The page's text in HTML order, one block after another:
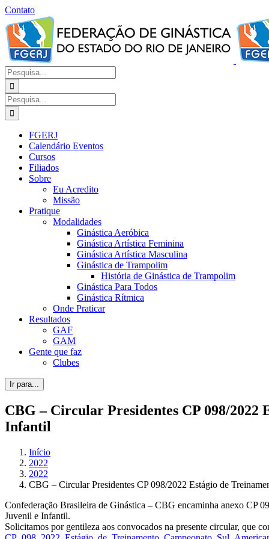
Ir
para
o
conteúdo
Contato
Facebook
Instagram
YouTube
Facebook
-
Grupo
Procurar
por:
Procurar
por:
FGERJ
Calendário Eventos
Cursos
Filiados
Sobre
Eu Acredito
Missão
Pratique
Modalidades
Ginástica Aeróbica
Ginástica Artística Feminina
Ginástica Artística Masculina
Ginástica de Trampolim
História de Ginástica de Trampolim
Ginástica Para Todos
Ginástica Rítmica
Onde Praticar
Resultados
GAF
GAM
Gente que faz
Clubes
Ir para...
CBG – Circular Presidentes CP 098/2022
Infantil
Início
2022
2022
CBG – Circular Presidentes CP 098/2022 Estágio de
Confederação Brasileira de Ginástica – CBG encaminha anexo CP
Juvenil e Infantil.
Solicitamos por gentileza aos convocados na presente circular, que